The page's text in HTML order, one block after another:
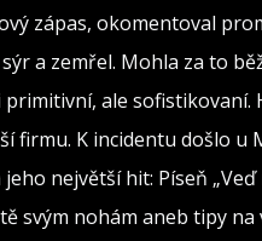
zápas, okomentoval
a zemřel. Mohla za to
ale sofistikovaní.
firmu. K incidentu došlo u
jeho největší hit: Píseň
svým nohám aneb tipy